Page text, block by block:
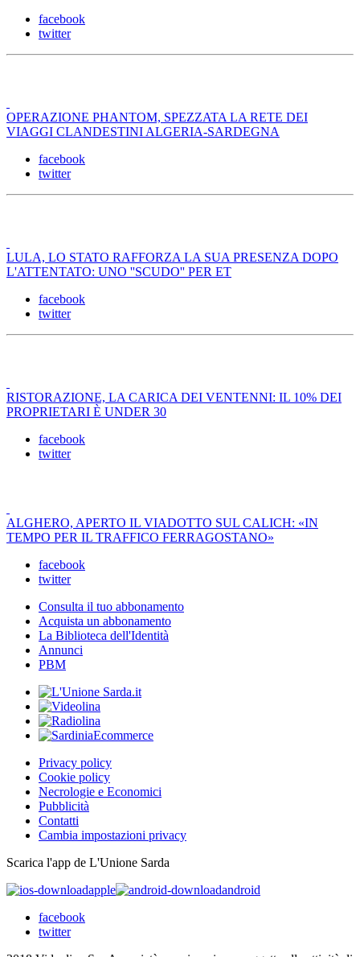
facebook
twitter
OPERAZIONE PHANTOM, SPEZZATA LA RETE DEI
VIAGGI CLANDESTINI ALGERIA-SARDEGNA
facebook
twitter
LULA, LO STATO RAFFORZA LA SUA PRESENZA DOPO
L'ATTENTATO: UNO ''SCUDO'' PER ET
facebook
twitter
RISTORAZIONE, LA CARICA DEI VENTENNI: IL 10% DEI
PROPRIETARI È UNDER 30
facebook
twitter
ALGHERO, APERTO IL VIADOTTO SUL CALICH: «IN
TEMPO PER IL TRAFFICO FERRAGOSTANO»
facebook
twitter
Consulta il tuo abbonamento
Acquista un abbonamento
La Biblioteca dell'Identità
Annunci
PBM
Privacy policy
Cookie policy
Necrologie e Economici
Pubblicità
Contatti
Cambia impostazioni privacy
Scarica l'app de L'Unione Sarda
apple
android
facebook
twitter